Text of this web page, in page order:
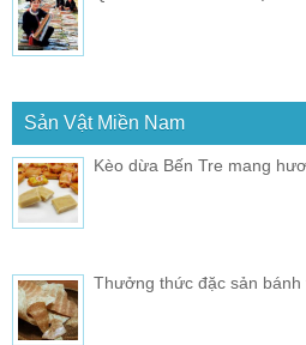
Sản Vật Miền Nam
Kèo dừa Bến Tre mang
Thưởng thức đặc sản